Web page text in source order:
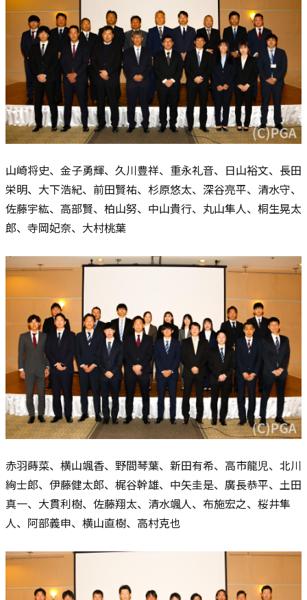
山崎将史、金子勇輝、久川豊祥、重永礼音、日山裕文、長田
栄明、大下浩紀、前田賢祐、杉原悠太、深谷亮平、清水守、
佐藤宇紘、高部賢、柏山努、中山貴行、 丸山隼人、桐生晃太
郎、寺岡妃奈、大村桃葉
赤羽蒔菜、横山颯香、野間琴葉、新田有希、高市龍児、北川
絢士郎、伊藤健太郎、梶谷幹雄、中矢圭是、廣長恭平、土田
真一、大貫利樹、佐藤翔太、清水颯人、布施宏之、桜井隼
人、阿部義申、横山直樹、高村克也